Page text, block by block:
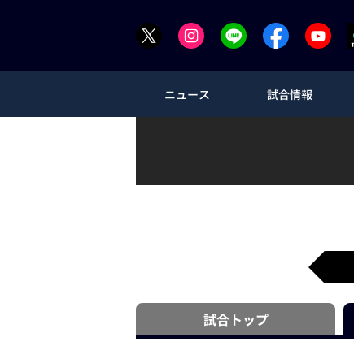
ニュース 試合情報
試合トップ